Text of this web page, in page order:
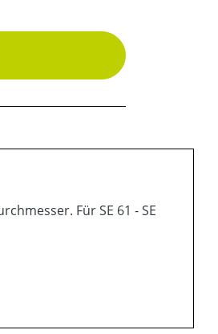
Für SE 61 - SE